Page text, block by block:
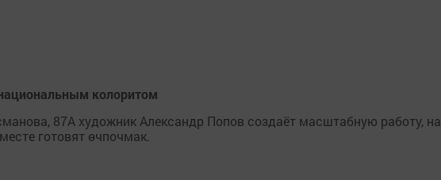
колоритом
87А художник Александр Попов создаёт масштабную работу, на
готовят өчпочмак.